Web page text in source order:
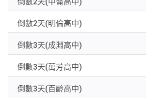
倒數2天(明倫高中)
倒數3天(成淵高中)
倒數3天(萬芳高中)
倒數3天(百齡高中)